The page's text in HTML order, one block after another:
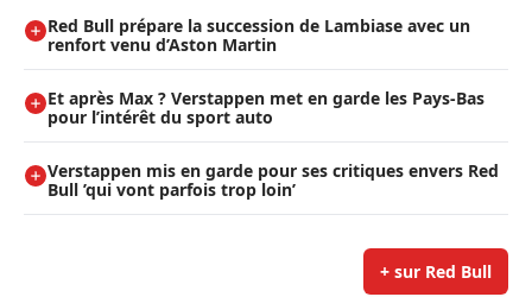
Red Bull prépare la succession de Lambiase avec un
renfort venu d’Aston Martin
Et après Max ? Verstappen met en garde les Pays-Bas
pour l’intérêt du sport auto
Verstappen mis en garde pour ses critiques envers Red
Bull ’qui vont parfois trop loin’
+ sur Red Bull